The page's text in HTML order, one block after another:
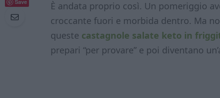
Save
È andata proprio così. Un pomeriggio
croccante fuori e morbida dentro. Ma
queste castagnole salate keto in
prepari “per provare” e poi diventano